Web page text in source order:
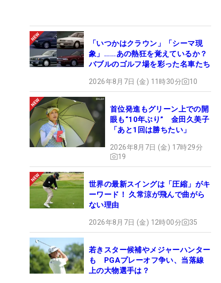
「いつかはクラウン」「シーマ現
象」……あの熱狂を覚えているか？
バブルのゴルフ場を彩った名車たち
2026年8月7日 (金) 11時30分 10
首位発進もグリーン上での開
眼も“10年ぶり” 金田久美子
「あと1回は勝ちたい」
2026年8月7日 (金) 17時29分
19
世界の最新スイングは「圧縮」がキ
ーワード！ 久常涼が飛んで曲がら
ない理由
2026年8月7日 (金) 12時00分 35
若きスター候補やメジャーハンター
も PGAプレーオフ争い、当落線
上の大物選手は？